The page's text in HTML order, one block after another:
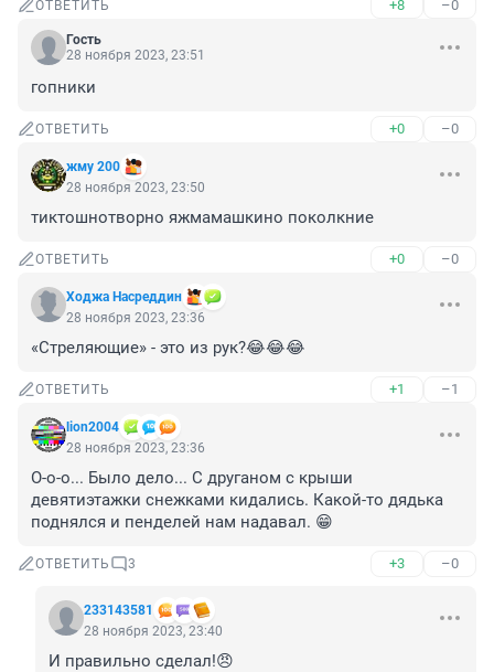
ОТВЕТИТЬ +8 –0
Гость
28 ноября 2023, 23:51
гопники
ОТВЕТИТЬ +0 –0
жму 200
28 ноября 2023, 23:50
тиктошнотворно яжмамашкино поколкние
ОТВЕТИТЬ +0 –0
Ходжа Насреддин
28 ноября 2023, 23:36
«Стреляющие» - это из рук?😂😂😂
ОТВЕТИТЬ +1 –1
lion2004
28 ноября 2023, 23:36
О-о-о... Было дело... С друганом с крыши
девятиэтажки снежками кидались. Какой-то дядька
поднялся и пенделей нам надавал. 😁
ОТВЕТИТЬ 3 +3 –0
233143581
28 ноября 2023, 23:40
И правильно сделал!😠